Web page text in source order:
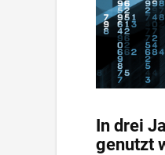
In drei
genutzt